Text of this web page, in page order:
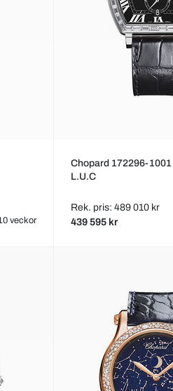
veckor
Chopard 172296-1001
L.U.C
Rek. pris: 489 010 kr
439 595 kr